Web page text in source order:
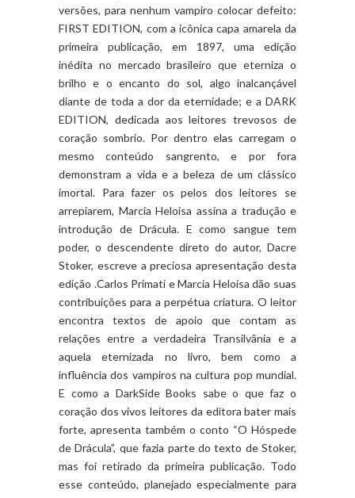
versões, para nenhum vampiro colocar defeito:
FIRST EDITION, com a icônica capa amarela da
primeira publicação, em 1897, uma edição
inédita no mercado brasileiro que eterniza o
brilho e o encanto do sol, algo inalcançável
diante de toda a dor da eternidade; e a DARK
EDITION, dedicada aos leitores trevosos de
coração sombrio. Por dentro elas carregam o
mesmo conteúdo sangrento, e por fora
demonstram a vida e a beleza de um clássico
imortal. Para fazer os pelos dos leitores se
arrepiarem, Marcia Heloisa assina a tradução e
introdução de Drácula. E como sangue tem
poder, o descendente direto do autor, Dacre
Stoker, escreve a preciosa apresentação desta
edição .Carlos Primati e Marcia Heloisa dão suas
contribuições para a perpétua criatura. O leitor
encontra textos de apoio que contam as
relações entre a verdadeira Transilvânia e a
aquela eternizada no livro, bem como a
influência dos vampiros na cultura pop mundial.
E como a DarkSide Books sabe o que faz o
coração dos vivos leitores da editora bater mais
forte, apresenta também o conto “O Hóspede
de Drácula”, que fazia parte do texto de Stoker,
mas foi retirado da primeira publicação. Todo
esse conteúdo, planejado especialmente para